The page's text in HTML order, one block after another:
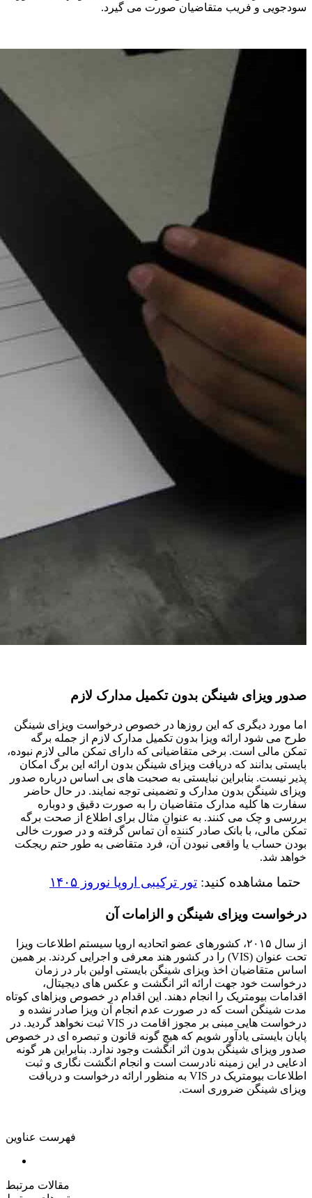
سودجویی و فریب متقاضیان صورت می گیرد.
صدور ویزای شینگن بدون تکمیل مدارک لازم
اما مورد دیگری که این روزها در خصوص درخواست ویزای شینگن
طرح می شود ارائه ویزا بدون تکمیل مدارک لازم از جمله برگه
تمکن مالی است. برخی متقاضیانی که دارای تمکن مالی لازم نبوده،
بایستی بدانند که دریافت ویزای شینگن بدون ارائه این برگ امکان‌
پذیر نیست. بنابراین نبایستی به صحبت های بی اساس درباره صدور
ویزای شینگن بدون مدارک و تضمینی توجه نمایند. در حال حاضر
سفارت ها کلیه مدارک متقاضیان را به صورت دقیق و دوباره
بررسی و چک می کنند. به عنوان مثال برای اطلاع از صحت برگه
تمکن مالی، با بانک صادر کننده آن تماس گرفته و در صورت خالی
بودن حساب یا واقعی نبودن آن، فرد متقاضی به طور حتم ریجکت
خواهد شد.
حتما مشاهده کنید: تور ترکیبی اروپا نوروز ۱۴۰۵
درخواست ویزای شینگن و الزامات آن
از سال ۲۰۱۵، کشورهای عضو اتحادیه اروپا سیستم اطلاعات ویزا
تحت عنوان (VIS) را در کشور هند معرفی و اجرایی کردند. بر همین
اساس متقاضیان اخذ ویزای شینگن بایستی اولین بار در زمان
درخواست خود جهت ارائه اثر انگشت و عکس های دیجیتال،
اقدامات بیومتریک را انجام دهند. این اقدام در خصوص ویزاهای کوتاه
مدت شینگن است که در صورت عدم انجام آن ویزا صادر نشده و
درخواست هایی مبنی بر مجوز اقامت در VIS ثبت نخواهد گردید. در
پایان بایستی یادآور شویم که هیچ گونه قانون و تبصره‌ ای در خصوص
صدور ویزای شینگن بدون اثر انگشت وجود ندارد. بنابراین هر گونه
ادعایی در این زمینه نادرست است و انجام انگشت نگاری و ثبت
اطلاعات بیومتریک در VIS به منظور ارائه درخواست و دریافت
ویزای شینگن ضروری است.
فهرست عناوین
مقالات مرتبط